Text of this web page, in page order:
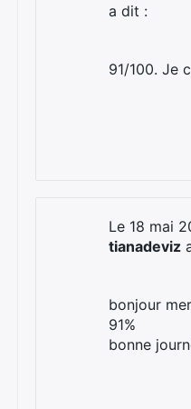
a dit :
91/100. Je
Le 18 mai
tianadeviz
bonjour
91%
bonne